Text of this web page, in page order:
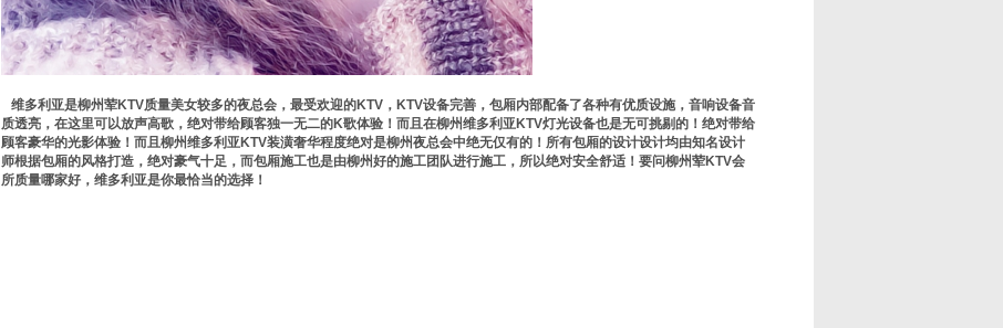
维多利亚是柳州荤KTV质量美女较多的夜总会，最受欢迎的KTV，KTV设备完善，包厢内部配备了各种有优质设施，音响设备音
质透亮，在这里可以放声高歌，绝对带给顾客独一无二的K歌体验！而且在柳州维多利亚KTV灯光设备也是无可挑剔的！绝对带给
顾客豪华的光影体验！而且柳州维多利亚KTV装潢奢华程度绝对是柳州夜总会中绝无仅有的！所有包厢的设计设计均由知名设计
师根据包厢的风格打造，绝对豪气十足，而包厢施工也是由柳州好的施工团队进行施工，所以绝对安全舒适！要问柳州荤KTV会
所质量哪家好，维多利亚是你最恰当的选择！